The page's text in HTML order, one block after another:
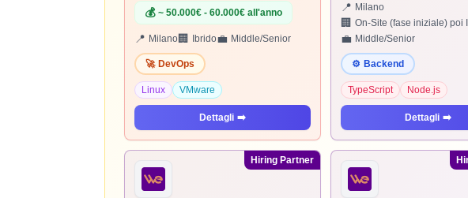
💰 ~ 50.000€ - 60.000€ all'anno
📍 Milano🏢 Ibrido💼 Middle/Senior
🚀 DevOps
Linux VMware
Dettagli ➡️
📍 Milano
🏢 On-Site (fase iniziale) poi
💼 Middle/Senior
⚙️ Backend
TypeScript Node.js
Dettagli ➡️
Hiring Partner